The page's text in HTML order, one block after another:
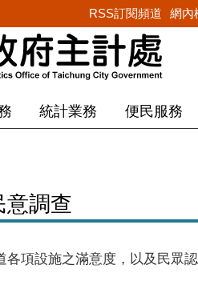
RSS訂閱頻道 網內
統計業務 便民服務
意調查
項設施之滿意度，以及民眾